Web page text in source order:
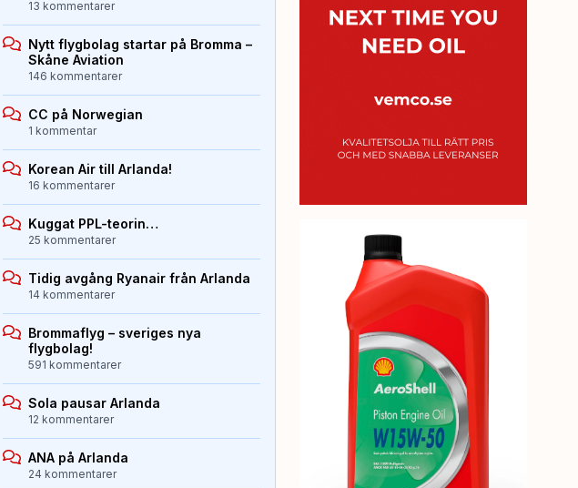
13 kommentarer
Nytt flygbolag startar på Bromma –
Skåne Aviation
146 kommentarer
CC på Norwegian
1 kommentar
Korean Air till Arlanda!
16 kommentarer
Kuggat PPL-teorin…
25 kommentarer
Tidig avgång Ryanair från Arlanda
14 kommentarer
Brommaflyg – sveriges nya
flygbolag!
591 kommentarer
Sola pausar Arlanda
12 kommentarer
ANA på Arlanda
24 kommentarer